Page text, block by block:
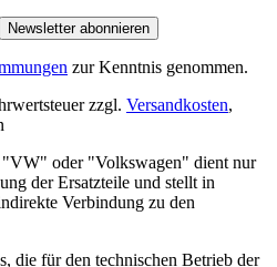
Newsletter abonnieren
zur Kenntnis genommen.
zzgl. Versandkosten,
oder "Volkswagen" dient nur
der Ersatzteile und stellt in
Verbindung zu den
die für den technischen Betrieb der